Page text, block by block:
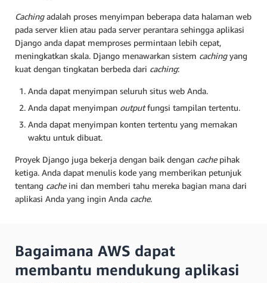
Cachingadalah proses menyimpan beberapa data halaman web
pada server klien atau pada server perantara sehingga aplikasi
Django anda dapat memproses permintaan lebih cepat,
meningkatkan skala. Django menawarkan sistem cachingyang
kuat dengan tingkatan berbeda dari caching:
Anda dapat menyimpan seluruh situs web Anda.
Anda dapat menyimpan outputfungsi tampilan tertentu.
Anda dapat menyimpan konten tertentu yang memakan
waktu untuk dibuat.
Proyek Django juga bekerja dengan baik dengan cachepihak
ketiga. Anda dapat menulis kode yang memberikan petunjuk
tentang cache ini dan memberi tahu mereka bagian mana dari
aplikasi Anda yang ingin Anda cache.
Bagaimana AWS dapat
membantu mendukung aplikasi